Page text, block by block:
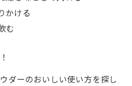
かける
む
ダーのおいしい使い方を探し